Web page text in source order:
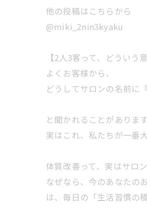
他の投稿はこちらから
@miki_2nin3kyaku
【2人3客って、どういう
よくお客様から、
どうしてサロンの名前に
と聞かれることがあります
実はこれ、私たちが一番
体質改善って、実はサロ
なぜなら、今のあなたの
は、毎日の「生活習慣の